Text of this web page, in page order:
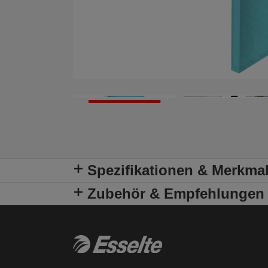
Spezifikationen &
Zubehör & Empfehlungen